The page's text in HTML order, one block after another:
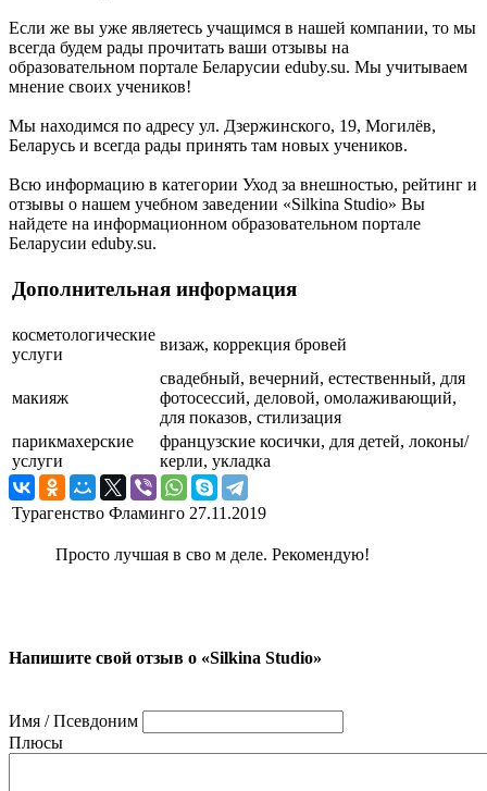
Если же вы уже являетесь учащимся в нашей компании, то мы
всегда будем рады прочитать ваши отзывы на
образовательном портале Беларусии eduby.su. Мы учитываем
мнение своих учеников!
Мы находимся по адресу ул. Дзержинского, 19, Могилёв,
Беларусь и всегда рады принять там новых учеников.
Всю информацию в категории Уход за внешностью, рейтинг и
отзывы о нашем учебном заведении «Silkina Studio» Вы
найдете на информационном образовательном портале
Беларусии eduby.su.
Дополнительная информация
косметологические
услуги
визаж, коррекция бровей
макияж
свадебный, вечерний, естественный, для
фотосессий, деловой, омолаживающий,
для показов, стилизация
парикмахерские
услуги
французские косички, для детей, локоны/
керли, укладка
Турагенство Фламинго 27.11.2019
Просто лучшая в сво м деле. Рекомендую!
Напишите свой отзыв о «Silkina Studio»
Имя / Псевдоним
Плюсы